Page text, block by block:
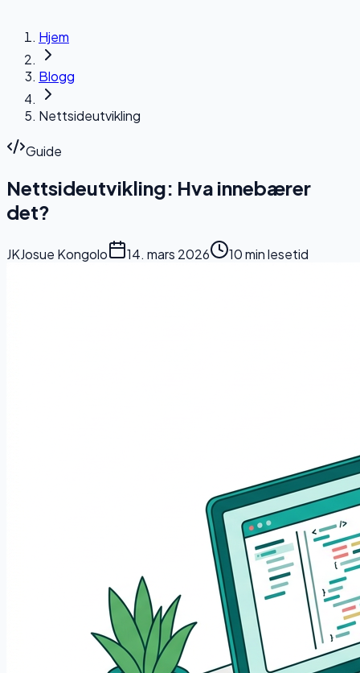
Hjem
Blogg
Nettsideutvikling
Guide
Nettsideutvikling: Hva innebærer
det?
JKJosue Kongolo 14. mars 2026 10 min lesetid